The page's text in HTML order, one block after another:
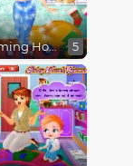
Barbie Coming Home for Christmas 5